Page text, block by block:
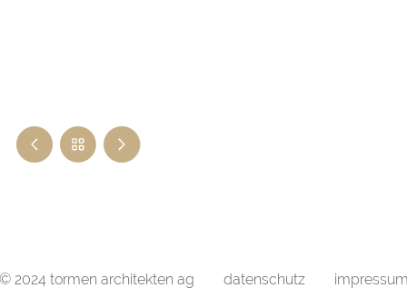
2024 tormen architekten ag datenschutz